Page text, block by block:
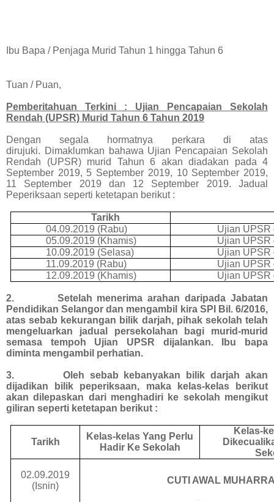
Ibu Bapa / Penjaga Murid Tahun 1 hingga Tahun 6
Tuan / Puan,
Pemberitahuan Terkini : Ujian Pencapaian Sekolah
Rendah (UPSR) Murid Tahun 6 Tahun 2019
Dengan segala hormatnya perkara di atas
dirujuki. Dimaklumkan bahawa Ujian Pencapaian Sekolah
Rendah (UPSR) murid Tahun 6 akan diadakan pada 4
September 2019, 5 September 2019, 10 September 2019,
11 September 2019 dan 12 September 2019. Jadual
Peperiksaan seperti ketetapan berikut :
Tarikh
04.09.2019 (Rabu)
Ujian UPSR
05.09.2019 (Khamis)
Ujian UPSR
10.09.2019 (Selasa)
Ujian UPSR
11.09.2019 (Rabu)
Ujian UPSR
12.09.2019 (Khamis)
Ujian UPSR
2. Setelah menerima arahan daripada Jabatan
Pendidikan Selangor dan mengambil kira SPI Bil. 6/2016,
atas sebab kekurangan bilik darjah, pihak sekolah telah
mengeluarkan jadual persekolahan bagi murid-murid
semasa tempoh Ujian UPSR dijalankan. Ibu bapa
diminta mengambil perhatian.
3. Oleh sebab kebanyakan bilik darjah akan
dijadikan bilik peperiksaan, maka kelas-kelas berikut
akan dilepaskan dari menghadiri ke sekolah mengikut
giliran seperti ketetapan berikut :
Tarikh
Kelas-kelas Yang Perlu
Hadir Ke Sekolah
Kelas-
02.09.2019
(Isnin)
CUTI AWAL